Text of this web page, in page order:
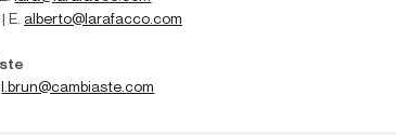
E. alberto@larafacco.com
l.brun@cambiaste.com